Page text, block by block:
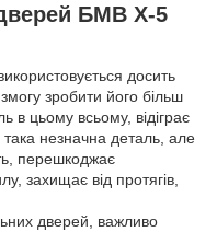
БМВ Х-5
досить
зробити його більш
цьому всьому, відіграє
незначна деталь, але
перешкоджає
захищає від протягів,
дверей, важливо